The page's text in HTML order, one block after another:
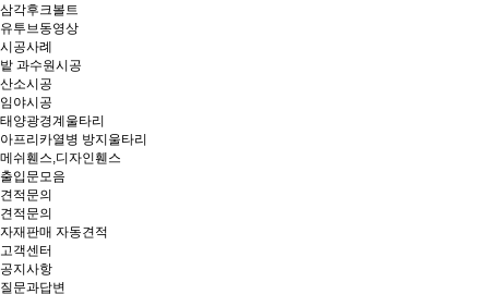
삼각후크볼트
유투브동영상
시공사례
밭 과수원시공
산소시공
임야시공
태양광경계울타리
아프리카열병 방지울타리
메쉬휀스,디자인휀스
출입문모음
견적문의
견적문의
자재판매 자동견적
고객센터
공지사항
질문과답변